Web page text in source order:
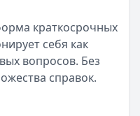
владельцы iPhone
ускоряет
краткосрочных
себя как
вопросов. Без
справок.